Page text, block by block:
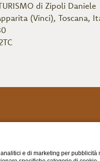
di Zipoli Daniele
(Vinci), Toscana,
e di marketing per